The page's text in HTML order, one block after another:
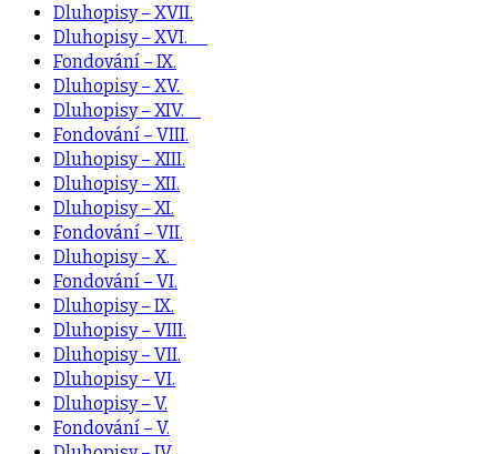
Dluhopisy – XVII.
Dluhopisy – XVI.
Fondování – IX.
Dluhopisy – XV.
Dluhopisy – XIV.
Fondování – VIII.
Dluhopisy – XIII.
Dluhopisy – XII.
Dluhopisy – XI.
Fondování – VII.
Dluhopisy – X.
Fondování – VI.
Dluhopisy – IX.
Dluhopisy – VIII.
Dluhopisy – VII.
Dluhopisy – VI.
Dluhopisy – V.
Fondování – V.